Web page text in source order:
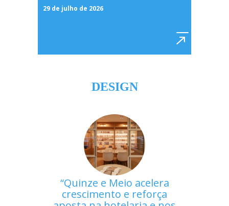
29 de julho de 2026
DESIGN
Quinze e Meio acelera
crescimento e reforça